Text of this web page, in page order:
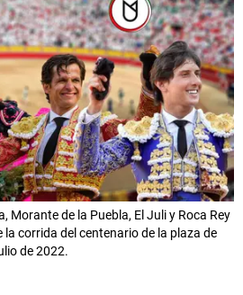
Morante de la Puebla, El Juli y Roca Rey
corrida del centenario de la plaza de
de 2022.